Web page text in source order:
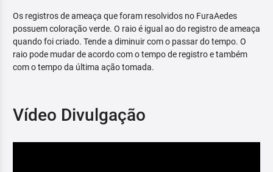
Os registros de ameaça que foram resolvidos no FuraAedes
possuem coloração verde. O raio é igual ao do registro de ameaça
quando foi criado. Tende a diminuir com o passar do tempo. O
raio pode mudar de acordo com o tempo de registro e também
com o tempo da última ação tomada.
Vídeo Divulgação